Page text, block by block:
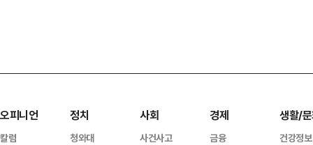
오피니언
칼럼
정치
청와대
사회
사건사고
경제
금융
생활/
건강정보